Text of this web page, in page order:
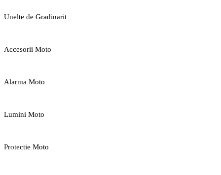
Unelte de Gradinarit
Accesorii Moto
Alarma Moto
Lumini Moto
Protectie Moto